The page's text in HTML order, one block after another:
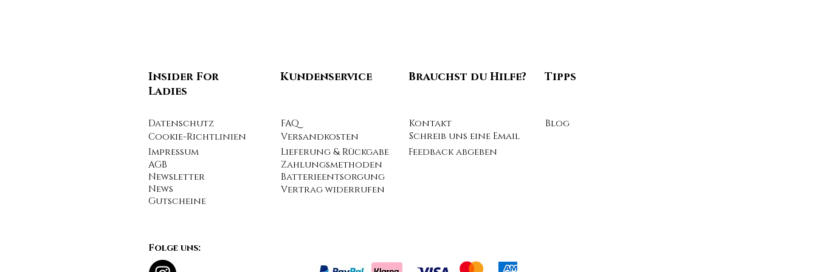
Insider For
Ladies
Kundenservice Brauchst du Hilfe? Tipps
Datenschutz
Cookie-Richtlinien
Impressum
AGB
Newsletter
News
Gutscheine
FAQ
Versandkosten
Lieferung & Rückgabe
Zahlungsmethoden
Batterieentsorgung
Vertrag widerrufen
Kontakt
Schreib uns eine Email
Feedback abgeben
Blog
Folge uns: